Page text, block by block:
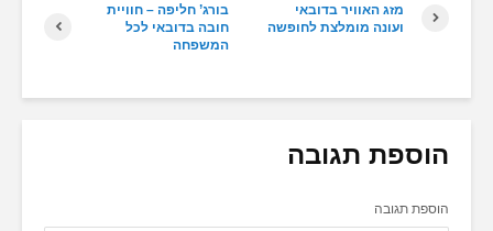
בורג’ חליפה – חוויית
חובה בדובאי לכל
המשפחה
מזג האוויר בדובאי
ועונה מומלצת לחופשה
הוספת תגובה
הוספת תגובה